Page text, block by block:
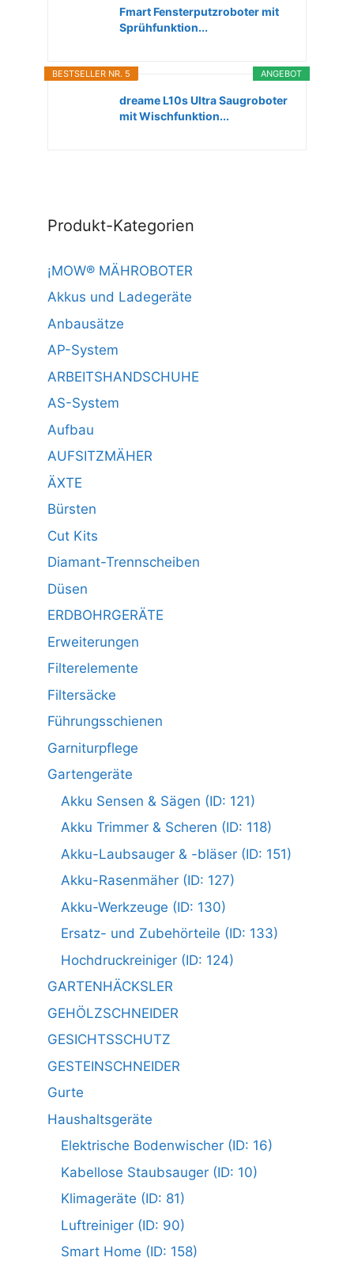
Fmart Fensterputzroboter mit
Sprühfunktion...
ANGEBOT
BESTSELLER NR. 5
dreame L10s Ultra Saugroboter
mit Wischfunktion...
Produkt-Kategorien
¡MOW® MÄHROBOTER
Akkus und Ladegeräte
Anbausätze
AP-System
ARBEITSHANDSCHUHE
AS-System
Aufbau
AUFSITZMÄHER
ÄXTE
Bürsten
Cut Kits
Diamant-Trennscheiben
Düsen
ERDBOHRGERÄTE
Erweiterungen
Filterelemente
Filtersäcke
Führungsschienen
Garniturpflege
Gartengeräte
Akku Sensen & Sägen (ID: 121)
Akku Trimmer & Scheren (ID: 118)
Akku-Laubsauger & -bläser (ID: 151)
Akku-Rasenmäher (ID: 127)
Akku-Werkzeuge (ID: 130)
Ersatz- und Zubehörteile (ID: 133)
Hochdruckreiniger (ID: 124)
GARTENHÄCKSLER
GEHÖLZSCHNEIDER
GESICHTSSCHUTZ
GESTEINSCHNEIDER
Gurte
Haushaltsgeräte
Elektrische Bodenwischer (ID: 16)
Kabellose Staubsauger (ID: 10)
Klimageräte (ID: 81)
Luftreiniger (ID: 90)
Smart Home (ID: 158)